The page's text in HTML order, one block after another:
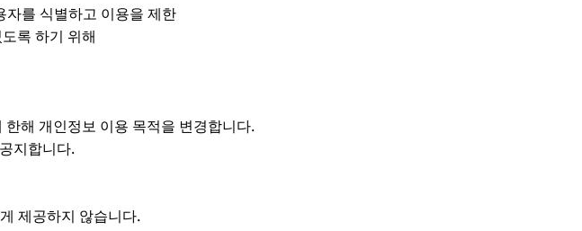
를 식별하고 이용을 제한
록 하기 위해
해 개인정보 이용 목적을 변경합니다.
지합니다.
제공하지 않습니다.